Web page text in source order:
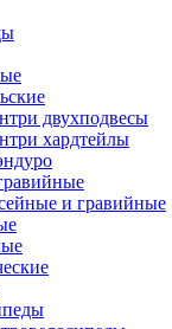
двухподвесы
хардтейлы
и гравийные